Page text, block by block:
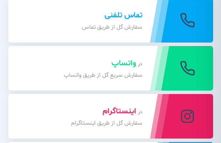
تماس تلفنی
سفارش گل از طریق تماس
در واتساپ
سفارش سریع گل از طریق واتساپ
در اینستاگرام
سفارش گل از طریق اینستاگرام